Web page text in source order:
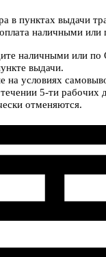
в пунктах выдачи
наличными или
наличными или по
выдачи.
на условиях
5-ти рабочих
отменяются.